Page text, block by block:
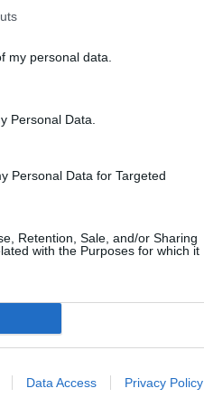
my personal data.
Personal Data.
Personal Data for Targeted
Retention, Sale, and/or Sharing
with the Purposes for which it
Data Access Privacy Policy